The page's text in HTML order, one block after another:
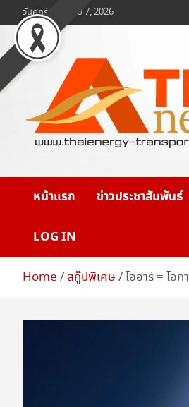
to
content
วันศุกร์, สิงหาคม 7, 2026
www.ten-
หน้าแรก ข่าวประชาสัมพันธ์
LOG IN
Home สกู๊ปพิเศษ โออาร์ = โอ